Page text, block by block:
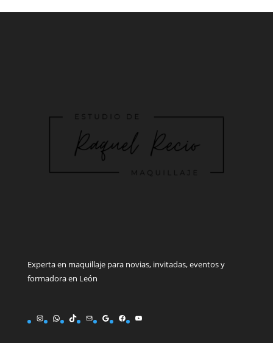
Experta en maquillaje para novias, invitadas, eventos y
formadora en León
Instagram
WhatsApp
TikTokCorreo electrónico
GoogleFacebookYouTube